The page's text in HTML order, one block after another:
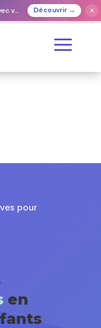
Découvrir → ✕
pour
en